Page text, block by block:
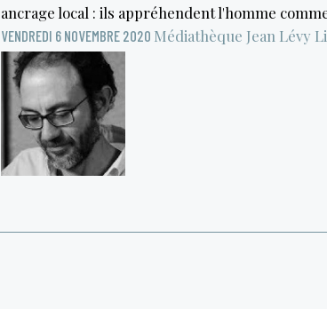
ancrage local : ils appréhendent l'homme
VENDREDI 6 NOVEMBRE 2020 Médiathèque Jean Lévy